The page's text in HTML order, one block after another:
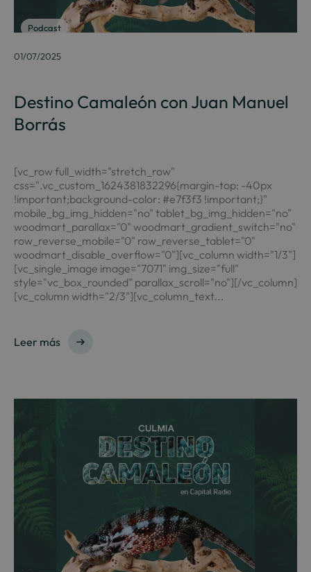
Podcast
01/07/2025
Destino Camaleón con Juan Manuel
Borrás
[vc_row full_width="stretch_row"
css=".vc_custom_1624381832296{margin-top: -40px
!important;background-color: #e7f3f3 !important;}"
mobile_bg_img_hidden="no" tablet_bg_img_hidden="no"
woodmart_parallax="0" woodmart_gradient_switch="no"
row_reverse_mobile="0" row_reverse_tablet="0"
woodmart_disable_overflow="0"][vc_column width="1/3"]
[vc_single_image image="7071" img_size="full"
style="vc_box_rounded" parallax_scroll="no"][/vc_column]
[vc_column width="2/3"][vc_column_text...
Leer más